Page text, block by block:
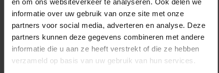
en om ons websiteverkeer te analyseren. Ook delen we
informatie over uw gebruik van onze site met onze
partners voor social media, adverteren en analyse. Deze
partners kunnen deze gegevens combineren met andere
informatie die u aan ze heeft verstrekt of die ze hebben
verzameld op basis van uw gebruik van hun services.
burger verwijderen, en leidt het tot ongewenste
centralisatie.
Deze verdeeldheid over de kwestie toont aan dat het
voorstel, zelfs als het de stemming in het Parlement
doorstaan had, later gesneuveld was in de Raad,